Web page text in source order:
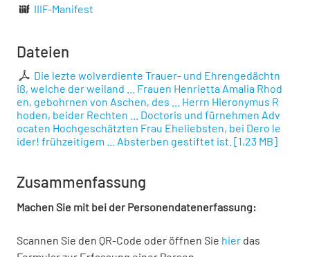
IIIF-Manifest
Dateien
Die lezte wolverdiente Trauer- und Ehrengedächtn
iß, welche der weiland ... Frauen Henrietta Amalia Rhod
en, gebohrnen von Aschen, des ... Herrn Hieronymus R
hoden, beider Rechten ... Doctoris und fürnehmen Adv
ocaten Hochgeschätzten Frau Eheliebsten, bei Dero le
ider! frühzeitigem ... Absterben gestiftet ist. [1,23 MB]
Zusammenfassung
Machen Sie mit bei der Personendatenerfassung:
Scannen Sie den QR-Code oder öffnen Sie hier das